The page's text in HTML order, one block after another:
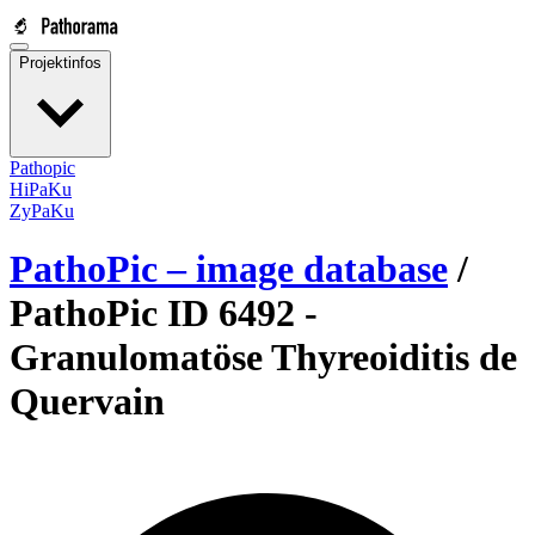
Projektinfos
Pathopic
HiPaKu
ZyPaKu
PathoPic – image database /
PathoPic ID 6492 -
Granulomatöse Thyreoiditis de
Quervain